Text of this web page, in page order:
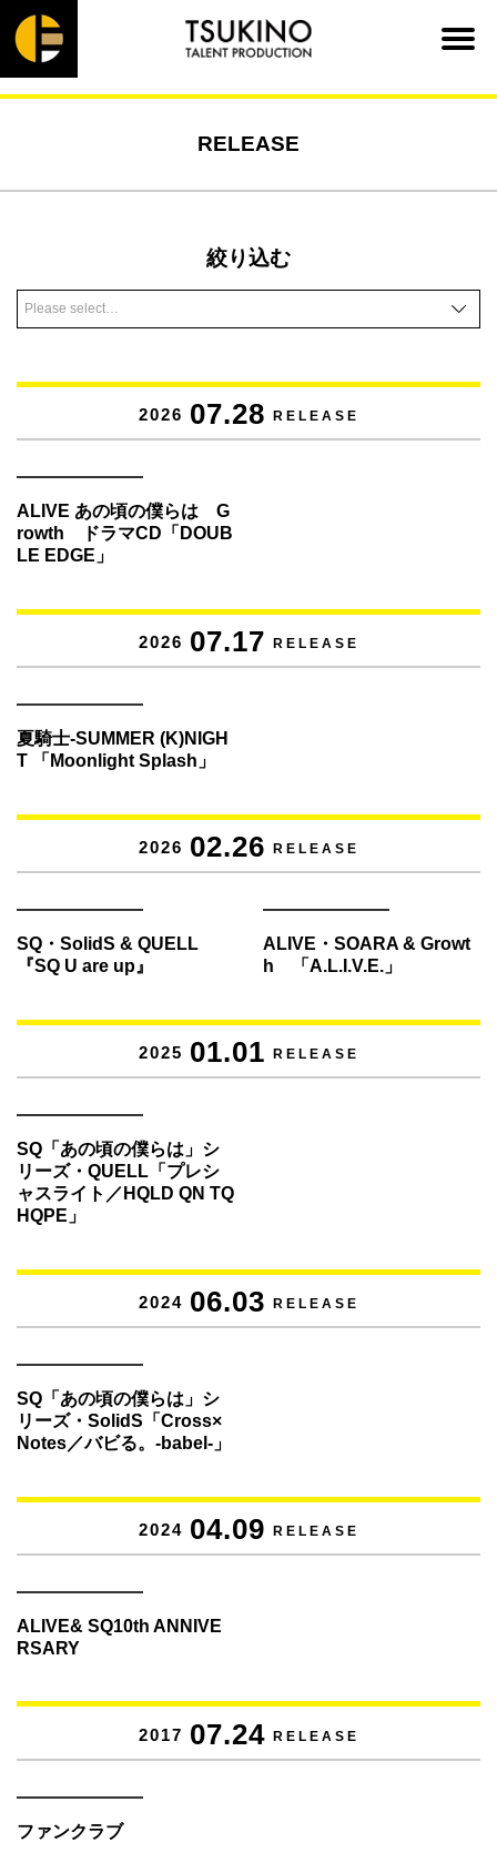
RELEASE
絞り込む
2026 07.28 RELEASE
ALIVE あの頃の僕らは G
rowth ドラマCD「DOUB
LE EDGE」
2026 07.17 RELEASE
夏騎士-SUMMER (K)NIGH
T 「Moonlight Splash」
2026 02.26 RELEASE
SQ・SolidS & QUELL
『SQ U are up』
ALIVE・SOARA & Growt
h 「A.L.I.V.E.」
2025 01.01 RELEASE
SQ「あの頃の僕らは」シ
リーズ・QUELL「プレシ
ャスライト／HQLD QN TQ
HQPE」
2024 06.03 RELEASE
SQ「あの頃の僕らは」シ
リーズ・SolidS「Cross×
Notes／バビる。-babel-」
2024 04.09 RELEASE
ALIVE& SQ10th ANNIVE
RSARY
2017 07.24 RELEASE
ファンクラブ